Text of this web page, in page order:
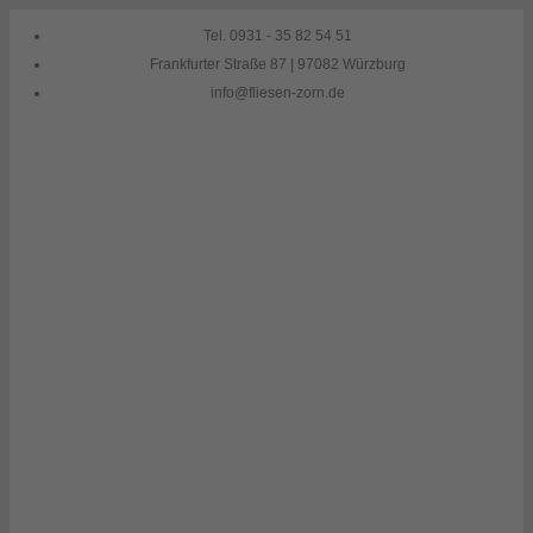
Tel. 0931 - 35 82 54 51
Frankfurter Straße 87 | 97082 Würzburg
info@fliesen-zorn.de